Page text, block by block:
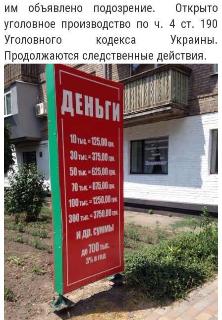
им объявлено подозрение. Открыто
уголовное производство по ч. 4 ст. 190
Уголовного кодекса Украины.
Продолжаются следственные действия.